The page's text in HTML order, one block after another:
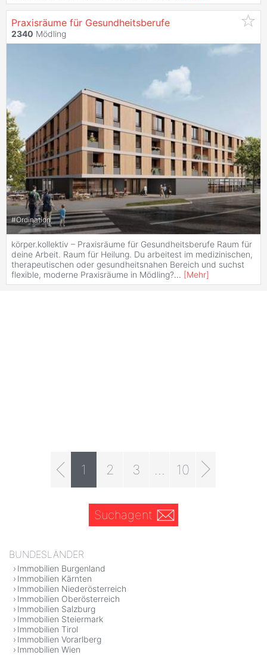
Praxisräume für Gesundheitsberufe
2340 Mödling
#Ordination
körper.kollektiv – Praxisräume für Gesundheitsberufe Raum für
deine Arbeit. Raum für Heilung. Du arbeitest im medizinischen,
therapeutischen oder gesundheitsnahen Bereich und suchst
flexible, moderne Praxisräume in Mödling?... [Mehr]
1 2 3 10
Suchagent
BUNDESLÄNDER
Immobilien Burgenland
Immobilien Kärnten
Immobilien Niederösterreich
Immobilien Oberösterreich
Immobilien Salzburg
Immobilien Steiermark
Immobilien Tirol
Immobilien Vorarlberg
Immobilien Wien